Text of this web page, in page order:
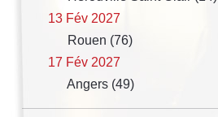
13 Fév 2027
Rouen (76)
17 Fév 2027
Angers (49)